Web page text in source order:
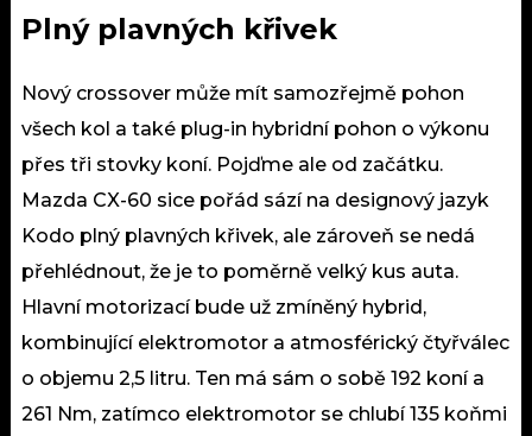
Plný plavných křivek
Nový crossover může mít samozřejmě pohon
všech kol a také plug-in hybridní pohon o výkonu
přes tři stovky koní. Pojďme ale od začátku.
Mazda CX-60 sice pořád sází na designový jazyk
Kodo plný plavných křivek, ale zároveň se nedá
přehlédnout, že je to poměrně velký kus auta.
Hlavní motorizací bude už zmíněný hybrid,
kombinující elektromotor a atmosférický čtyřválec
o objemu 2,5 litru. Ten má sám o sobě 192 koní a
261 Nm, zatímco elektromotor se chlubí 135 koňmi